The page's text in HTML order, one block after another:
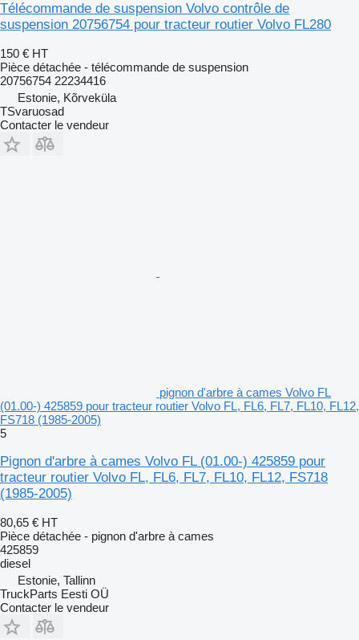
Télécommande de suspension Volvo contrôle de
suspension 20756754 pour tracteur routier Volvo FL280
150 € HT
Pièce détachée - télécommande de suspension
20756754 22234416
Estonie, Kõrveküla
TSvaruosad
Contacter le vendeur
pignon d'arbre à cames Volvo FL
(01.00-) 425859 pour tracteur routier Volvo FL, FL6, FL7, FL10, FL12,
FS718 (1985-2005)
5
Pignon d'arbre à cames Volvo FL (01.00-) 425859 pour
tracteur routier Volvo FL, FL6, FL7, FL10, FL12, FS718
(1985-2005)
80,65 € HT
Pièce détachée - pignon d'arbre à cames
425859
diesel
Estonie, Tallinn
TruckParts Eesti OÜ
Contacter le vendeur